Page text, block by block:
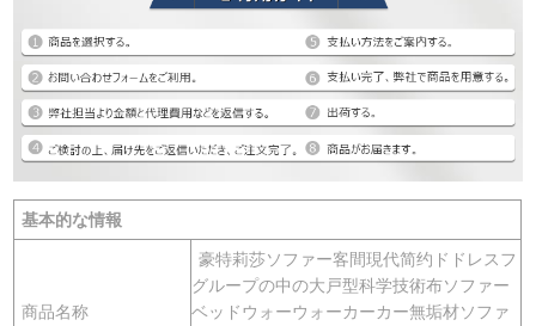
基本的な情報
商品名称
豪特莉莎ソファー客間現代简约ドドレスフ
グループの中の大戸型科学技術布ソファー
ベッドウォーウォーカーカー無垢材ソファ